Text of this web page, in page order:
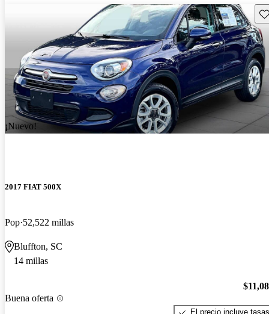
¡Nuevo!
2017 FIAT 500X
Pop 52,522 millas
Bluffton, SC
14 millas
Buena oferta
El precio incluye tasas